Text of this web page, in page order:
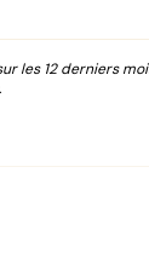
les 12 derniers